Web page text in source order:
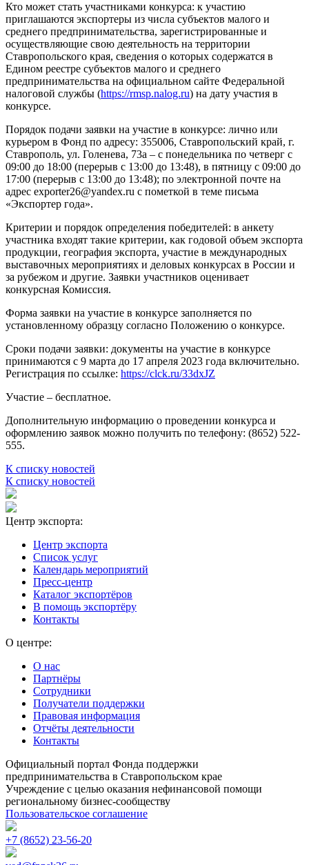
Кто может стать участниками конкурса: к участию
приглашаются экспортеры из числа субъектов малого и
среднего предпринимательства, зарегистрированные и
осуществляющие свою деятельность на территории
Ставропольского края, сведения о которых содержатся в
Едином реестре субъектов малого и среднего
предпринимательства на официальном сайте Федеральной
налоговой службы (https://rmsp.nalog.ru) на дату участия в
конкурсе.
Порядок подачи заявки на участие в конкурсе: лично или
курьером в Фонд по адресу: 355006, Ставропольский край, г.
Ставрополь, ул. Голенева, 73а – с понедельника по четверг с
09:00 до 18:00 (перерыв с 13:00 до 13:48), в пятницу с 09:00 до
17:00 (перерыв с 13:00 до 13:48); по электронной почте на
адрес exporter26@yandex.ru с пометкой в теме письма
«Экспортер года».
Критерии и порядок определения победителей: в анкету
участника входят такие критерии, как годовой объем экспорта
продукции, география экспорта, участие в международных
выставочных мероприятиях и деловых конкурсах в России и
за рубежом и другие. Заявки участников оценивает
конкурсная Комиссия.
Форма заявки на участие в конкурсе заполняется по
установленному образцу согласно Положению о конкурсе.
Сроки подачи заявки: документы на участие в конкурсе
принимаются с 9 марта до 17 апреля 2023 года включительно.
Регистрация по ссылке: https://clck.ru/33dxJZ
Участие – бесплатное.
Дополнительную информацию о проведении конкурса и
оформлению заявок можно получить по телефону: (8652) 522-
555.
К списку новостей
К списку новостей
Центр экспорта:
Центр экспорта
Список услуг
Календарь мероприятий
Пресс-центр
Каталог экспортёров
В помощь экспортёру
Контакты
О центре:
О нас
Партнёры
Сотрудники
Получатели поддержки
Правовая информация
Отчёты деятельности
Контакты
Официальный портал Фонда поддержки
предпринимательства в Ставропольском крае
Учреждение с целью оказания нефинансовой помощи
региональному бизнес-сообществу
Пользовательское соглашение
+7 (8652) 23-56-20